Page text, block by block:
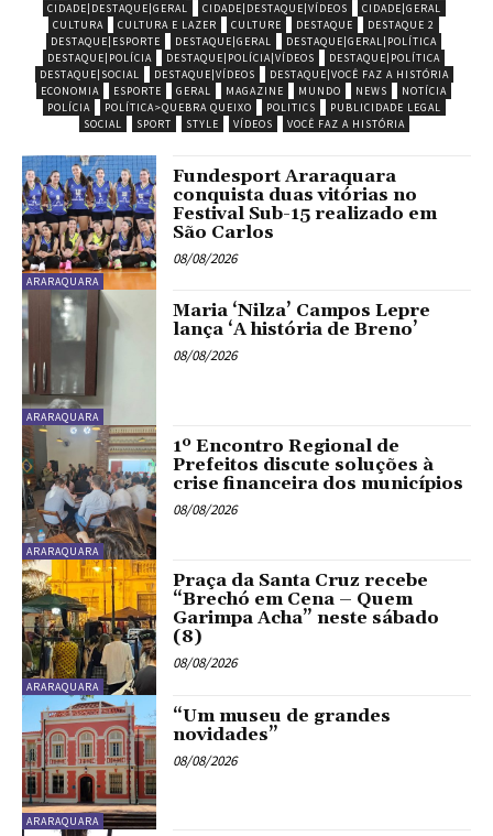
CIDADE|DESTAQUE|GERAL
CIDADE|DESTAQUE|VÍDEOS
CIDADE|GERAL
CULTURA
CULTURA E LAZER CULTURE DESTAQUE
DESTAQUE 2
DESTAQUE|ESPORTE
DESTAQUE|GERAL
DESTAQUE|GERAL|POLÍTICA
DESTAQUE|POLÍCIA
DESTAQUE|POLÍCIA|VÍDEOS
DESTAQUE|POLÍTICA
DESTAQUE|SOCIAL
DESTAQUE|VÍDEOS
DESTAQUE|VOCÊ FAZ A HISTÓRIA
ECONOMIA
ESPORTE GERAL MAGAZINE MUNDO NEWS
NOTÍCIA
POLÍCIA
POLÍTICA>QUEBRA QUEIXO POLITICS
PUBLICIDADE LEGAL
SOCIAL
SPORT STYLE VÍDEOS VOCÊ FAZ A HISTÓRIA
ARARAQUARA
Fundesport Araraquara
conquista duas vitórias no
Festival Sub-15 realizado em
São Carlos
08/08/2026
ARARAQUARA
Maria ‘Nilza’ Campos Lepre
lança ‘A história de Breno’
08/08/2026
ARARAQUARA
1º Encontro Regional de
Prefeitos discute soluções à
crise financeira dos municípios
08/08/2026
ARARAQUARA
Praça da Santa Cruz recebe
“Brechó em Cena – Quem
Garimpa Acha” neste sábado
(8)
08/08/2026
ARARAQUARA
“Um museu de grandes
novidades”
08/08/2026